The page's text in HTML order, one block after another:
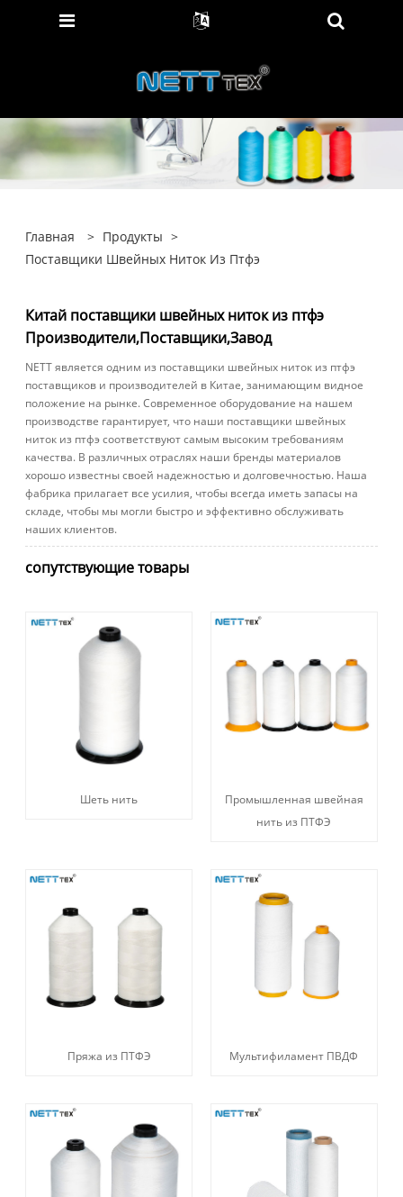
Главная > Продукты >
Поставщики Швейных Ниток Из Птфэ
Китай поставщики швейных ниток из птфэ
Производители,Поставщики,Завод
NETT является одним из поставщики швейных ниток из птфэ
поставщиков и производителей в Китае, занимающим видное
положение на рынке. Современное оборудование на нашем
производстве гарантирует, что наши поставщики швейных
ниток из птфэ соответствуют самым высоким требованиям
качества. В различных отраслях наши бренды материалов
хорошо известны своей надежностью и долговечностью. Наша
фабрика прилагает все усилия, чтобы всегда иметь запасы на
складе, чтобы мы могли быстро и эффективно обслуживать
наших клиентов.
сопутствующие товары
Шеть нить
Промышленная швейная
нить из ПТФЭ
Пряжа из ПТФЭ Мультифиламент ПВДФ